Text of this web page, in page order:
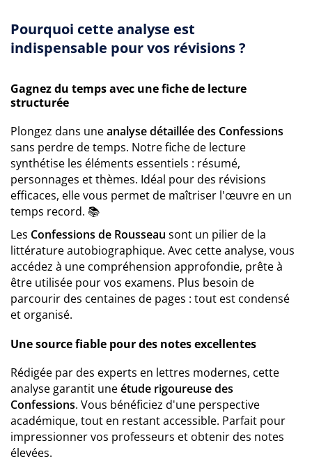
Pourquoi cette analyse est
indispensable pour vos révisions ?
Gagnez du temps avec une fiche de lecture
structurée
Plongez dans uneanalyse détaillée des Confessions
sans perdre de temps. Notre fiche de lecture
synthétise les éléments essentiels : résumé,
personnages et thèmes. Idéal pour des révisions
efficaces, elle vous permet de maîtriser l'œuvre en un
temps record. 📚
Les Confessions de Rousseau sont un pilier de la
littérature autobiographique. Avec cette analyse, vous
accédez à une compréhension approfondie, prête à
être utilisée pour vos examens. Plus besoin de
parcourir des centaines de pages : tout est condensé
et organisé.
Une source fiable pour des notes excellentes
Rédigée par des experts en lettres modernes, cette
analyse garantit uneétude rigoureuse des
Confessions. Vous bénéficiez d'une perspective
académique, tout en restant accessible. Parfait pour
impressionner vos professeurs et obtenir des notes
élevées.